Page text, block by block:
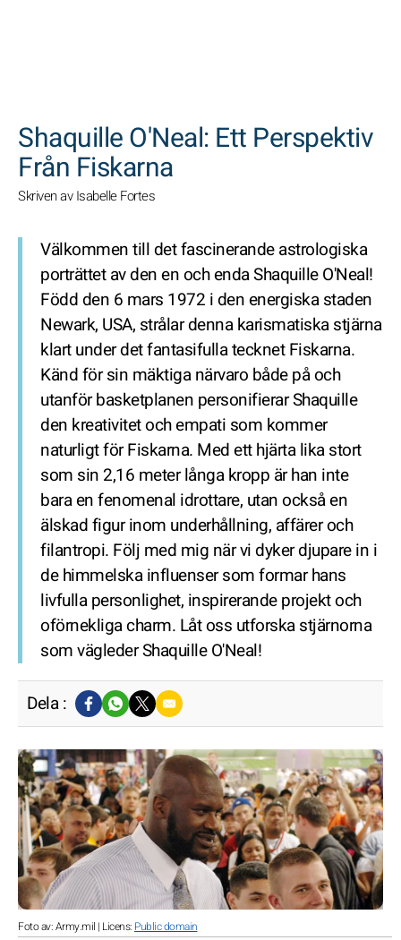
Shaquille O'Neal: Ett Perspektiv
Från Fiskarna
Skriven av Isabelle Fortes
Välkommen till det fascinerande astrologiska
porträttet av den en och enda Shaquille O'Neal!
Född den 6 mars 1972 i den energiska staden
Newark, USA, strålar denna karismatiska stjärna
klart under det fantasifulla tecknet Fiskarna.
Känd för sin mäktiga närvaro både på och
utanför basketplanen personifierar Shaquille
den kreativitet och empati som kommer
naturligt för Fiskarna. Med ett hjärta lika stort
som sin 2,16 meter långa kropp är han inte
bara en fenomenal idrottare, utan också en
älskad figur inom underhållning, affärer och
filantropi. Följ med mig när vi dyker djupare in i
de himmelska influenser som formar hans
livfulla personlighet, inspirerande projekt och
oförnekliga charm. Låt oss utforska stjärnorna
som vägleder Shaquille O'Neal!
Dela :
Foto av: Army.mil | Licens: Public domain